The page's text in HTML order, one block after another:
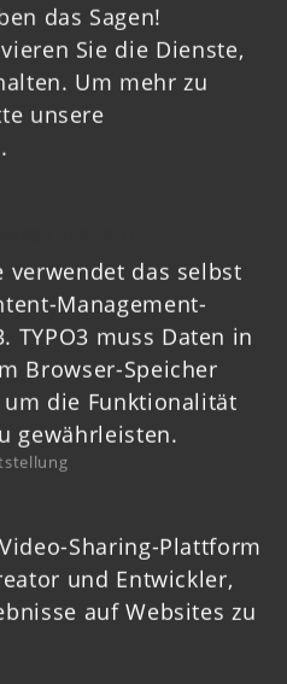
das Sagen!
Sie die Dienste,
Um mehr zu
unsere
.
verwendet das selbst
Management-
TYPO3 muss Daten in
Browser-Speicher
die Funktionalität
gewährleisten.
Sharing-Plattform
und Entwickler,
auf Websites zu